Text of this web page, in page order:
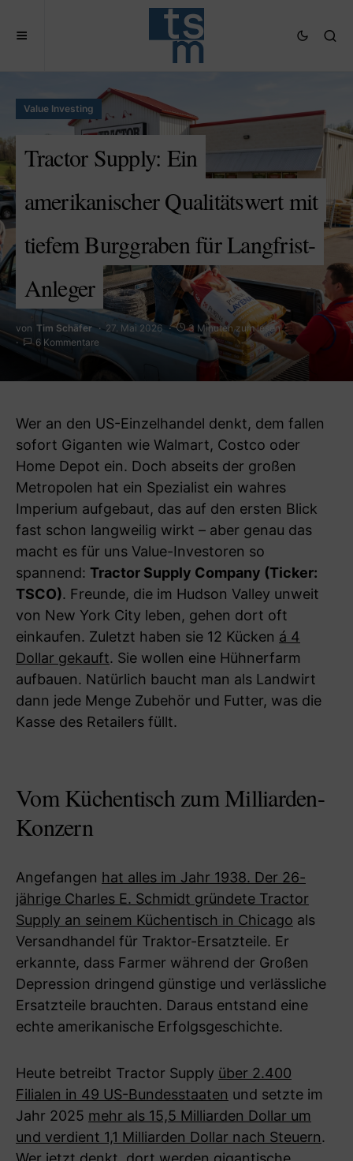
Value Investing
Tractor Supply: Ein
amerikanischer Qualitätswert mit
tiefem Burggraben für Langfrist-
Anleger
von Tim Schäfer 27. Mai 2026
3 Minuten zum lesen
6 Kommentare
Wer an den US-Einzelhandel denkt, dem fallen
sofort Giganten wie Walmart, Costco oder
Home Depot ein. Doch abseits der großen
Metropolen hat ein Spezialist ein wahres
Imperium aufgebaut, das auf den ersten Blick
fast schon langweilig wirkt – aber genau das
macht es für uns Value-Investoren so
spannend: Tractor Supply Company (Ticker:
TSCO). Freunde, die im Hudson Valley unweit
von New York City leben, gehen dort oft
einkaufen. Zuletzt haben sie 12 Kücken á 4
Dollar gekauft. Sie wollen eine Hühnerfarm
aufbauen. Natürlich baucht man als Landwirt
dann jede Menge Zubehör und Futter, was die
Kasse des Retailers füllt.
Vom Küchentisch zum Milliarden-
Konzern
Angefangen hat alles im Jahr 1938. Der 26-
jährige Charles E. Schmidt gründete Tractor
Supply an seinem Küchentisch in Chicago als
Versandhandel für Traktor-Ersatzteile. Er
erkannte, dass Farmer während der Großen
Depression dringend günstige und verlässliche
Ersatzteile brauchten. Daraus entstand eine
echte amerikanische Erfolgsgeschichte.
Heute betreibt Tractor Supply über 2.400
Filialen in 49 US-Bundesstaaten und setzte im
Jahr 2025 mehr als 15,5 Milliarden Dollar um
und verdient 1,1 Milliarden Dollar nach Steuern.